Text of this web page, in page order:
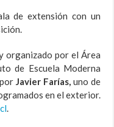
de extensión con un
organizado por el Área
de Escuela Moderna
Javier Farías,uno de
en el exterior.
.